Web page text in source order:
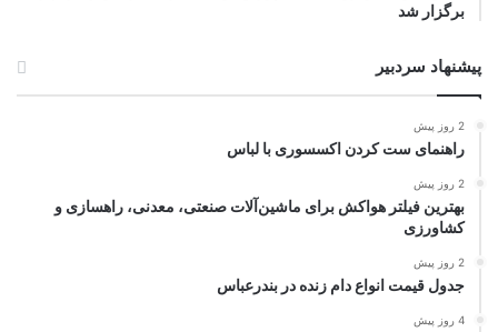
برگزار شد
پیشنهاد سردبیر
2 روز پیش
راهنمای ست کردن اکسسوری با لباس
2 روز پیش
بهترین فیلتر هواکش برای ماشین‌آلات صنعتی، معدنی، راهسازی و
کشاورزی
2 روز پیش
جدول قیمت انواع دام زنده در بندرعباس
4 روز پیش